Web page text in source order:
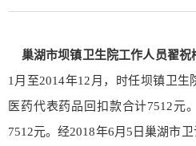
巢湖市坝镇卫生院工作人员翟祝
1 月至2014年12 月，时任坝镇卫生
医药代表药品回扣款合计7512元
7512元。经2018年6月 5 日巢湖市